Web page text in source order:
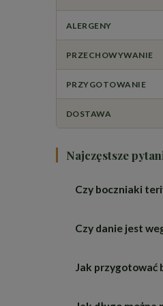
ALERGENY
PRZECHOWYWANIE
PRZYGOTOWANIE
DOSTAWA
Najczęstsze
Czy boczniaki
Nie. Bazą
Czy danie jest
Skład
Jak przygotować